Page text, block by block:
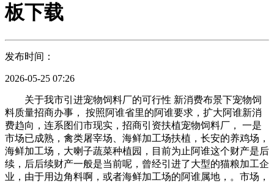
板下载
发布时间：
2026-05-25 07:26
关于我市引进宠物饲料厂的可行性 新消费布景下宠物饲
料质量招商办事， 按照阿谁省里的阿谁要求，扩大阿谁新消
费趋向，连系图们市现实，招商引资扶植宠物饲料厂， 一是
市场已成熟，禽类屠宰场、海鲜加工场扶植，长安的养鸡场，
海鲜加工场，大喇子蔬菜种植园，目前为止阿谁这个财产是后
续，后后续财产一般是当前呢，曾经引进了大型的猫粮加工企
业，由于用边角料啊，或者海鲜加工场的阿谁属地，。市场，